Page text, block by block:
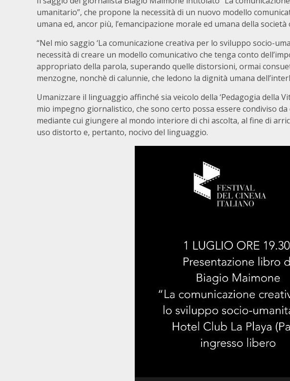
umanitario”, che propone la necessità di un nuovo modello
umana ed, ancor più, l’emancipazione morale ed umana della società
“Nel mio saggio ‘La comunicazione creativa per lo sviluppo socio-
necessità di creare un modello comunicativo che tenga conto
appropriato della parola, superando quelle distorsioni, ormai
menzogne, nonchè di calunnie, che ledono la dignità umana
Umanizzare il linguaggio affinché sia veicolo della ‘Pedagogia della
mio impegno giornalistico, che sono certo possa essere condiviso
mediante cui giungere al mondo interiore di chi ascolta, al fine di
uso distorto e, pertanto, nocivo del linguaggio.